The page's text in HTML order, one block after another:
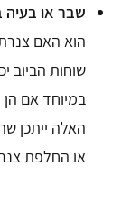
שבר או
הוא האם
שוחות הביוב
במיוחד אם
האלה ייתכן
או החלפת